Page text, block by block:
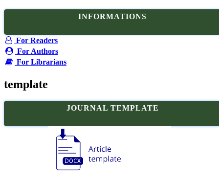
INFORMATIONS
For Readers
For Authors
For Librarians
template
JOURNAL TEMPLATE